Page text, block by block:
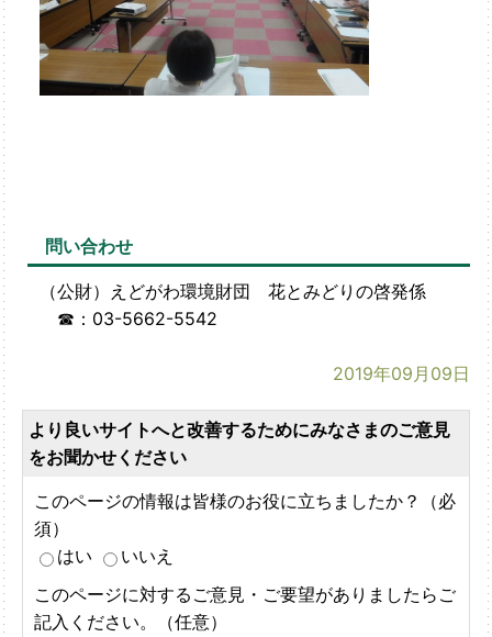
問い合わせ
（公財）えどがわ環境財団 花とみどりの啓発係
☎：03-5662-5542
2019年09月09日
より良いサイトへと改善するためにみなさまのご意見
をお聞かせください
このページの情報は皆様のお役に立ちましたか？（必
須）
はい
いいえ
このページに対するご意見・ご要望がありましたらご
記入ください。（任意）